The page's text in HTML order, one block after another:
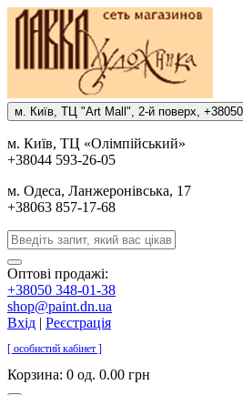
м. Киïв, ТЦ "Art Mall", 2-й поверх,
м. Киïв, ТЦ «Олiмпiйський»
+38044 593-26-05
м. Одеса, Ланжеронiвська, 17
+38063 857-17-68
Оптові продажі:
+38050 348-01-38
shop@paint.dn.ua
Вхід | Реєстрація
[ особистий кабінет ]
Корзина: 0 од. 0.00 грн